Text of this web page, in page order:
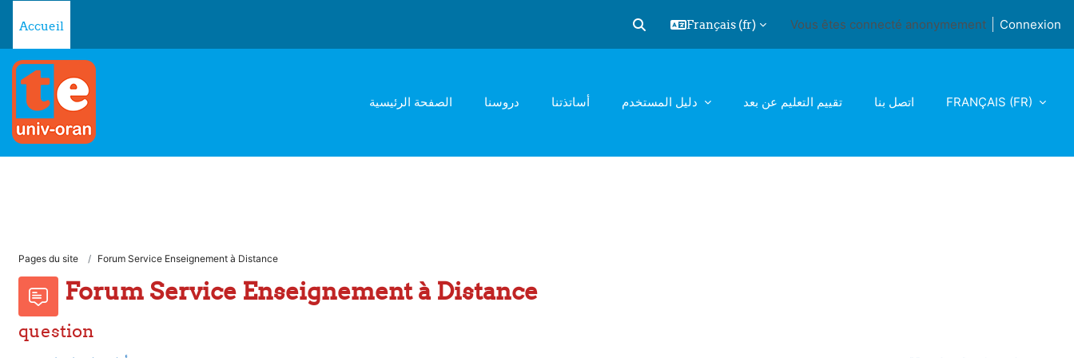
Accueil
Activer/désactiver la saisie de recherche
Français ‎(fr)‎ Vous êtes connecté anonymement Connexion
الصفحة الرئيسية دروسنا أساتذتنا تقييم التعليم عن بعد اتصل بنا FRANÇAIS ‎(FR)‎
Pages du site Forum Service Enseignement à Distance
Forum Service Enseignement à Distance
question